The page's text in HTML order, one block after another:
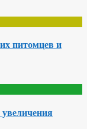
питомцев и